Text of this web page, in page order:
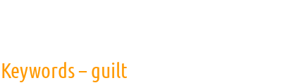
Keywords – guilt